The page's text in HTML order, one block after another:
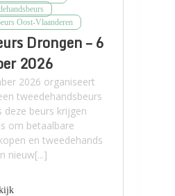
Oost-Vlaanderen
Drongen – 6
2026
2026 organiseert
tweedehandsbeurs
deze beurs krijgen
om betaalbare
en tweedehands
nieuw[...]